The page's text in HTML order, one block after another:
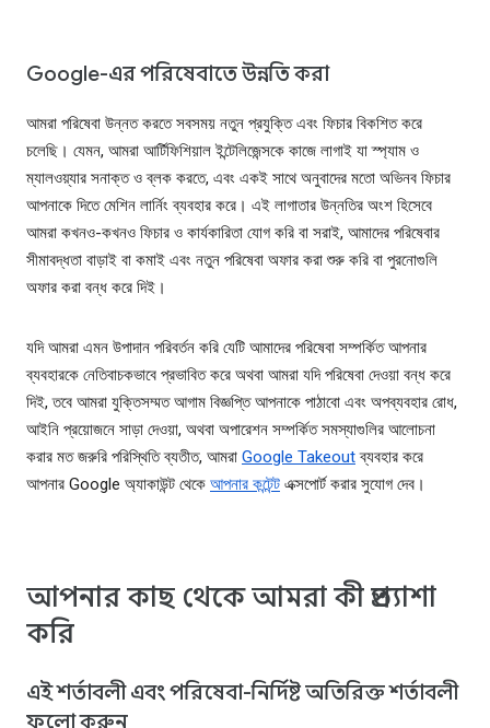
Google-এর পরিষেবাতে উন্নতি করা
আমরা পরিষেবা উন্নত করতে সবসময় নতুন প্রযুক্তি এবং ফিচার বিকশিত করে
চলেছি। যেমন, আমরা আর্টিফিশিয়াল ইন্টেলিজেন্সকে কাজে লাগাই যা স্প্যাম ও
ম্যালওয়্যার সনাক্ত ও ব্লক করতে, এবং একই সাথে অনুবাদের মতো অভিনব ফিচার
আপনাকে দিতে মেশিন লার্নিং ব্যবহার করে। এই লাগাতার উন্নতির অংশ হিসেবে
আমরা কখনও-কখনও ফিচার ও কার্যকারিতা যোগ করি বা সরাই, আমাদের পরিষেবার
সীমাবদ্ধতা বাড়াই বা কমাই এবং নতুন পরিষেবা অফার করা শুরু করি বা পুরনোগুলি
অফার করা বন্ধ করে দিই।
যদি আমরা এমন উপাদান পরিবর্তন করি যেটি আমাদের পরিষেবা সম্পর্কিত আপনার
ব্যবহারকে নেতিবাচকভাবে প্রভাবিত করে অথবা আমরা যদি পরিষেবা দেওয়া বন্ধ করে
দিই, তবে আমরা যুক্তিসম্মত আগাম বিজ্ঞপ্তি আপনাকে পাঠাবো এবং অপব্যবহার রোধ,
আইনি প্রয়োজনে সাড়া দেওয়া, অথবা অপারেশন সম্পর্কিত সমস্যাগুলির আলোচনা
করার মত জরুরি পরিস্থিতি ব্যতীত, আমরা Google Takeoutব্যবহার করে
আপনার Google অ্যাকাউন্ট থেকে আপনার কন্টেন্ট এক্সপোর্ট করার সুযোগ দেব।
আপনার কাছ থেকে আমরা কী প্রত্যাশা
করি
এই শর্তাবলী এবং পরিষেবা-নির্দিষ্ট অতিরিক্ত শর্তাবলী
ফলো করুন